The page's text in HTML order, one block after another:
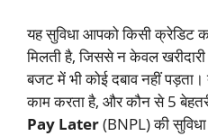
यह सुविधा आपको किसी क्रेडिट
मिलती है, जिससे न केवल
बजट में भी कोई दबाव नहीं
काम करता है, और कौन से 5
Pay Later(BNPL) की